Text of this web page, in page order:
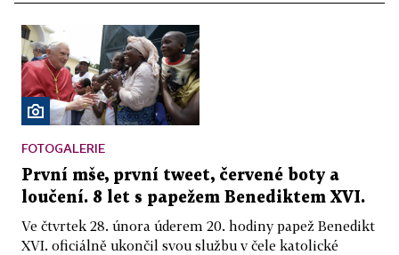
FOTOGALERIE
První mše, první tweet, červené boty a
loučení. 8 let s papežem Benediktem XVI.
Ve čtvrtek 28. února úderem 20. hodiny papež Benedikt
XVI. oficiálně ukončil svou službu v čele katolické